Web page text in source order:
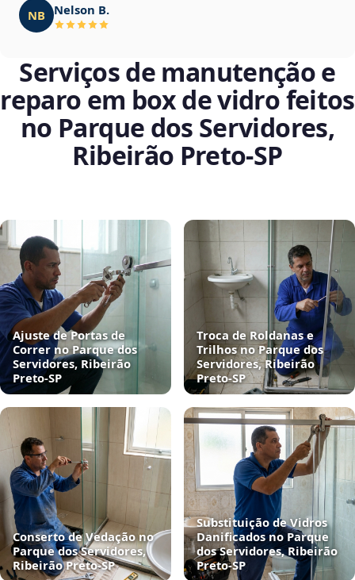
NB Nelson B.
Serviços de manutenção e
reparo em box de vidro feitos
no Parque dos Servidores,
Ribeirão Preto‑SP
Ajuste de Portas de
Correr no Parque dos
Servidores, Ribeirão
Preto‑SP
Troca de Roldanas e
Trilhos no Parque dos
Servidores, Ribeirão
Preto‑SP
Conserto de Vedação no
Parque dos Servidores,
Ribeirão Preto‑SP
Substituição de Vidros
Danificados no Parque
dos Servidores, Ribeirão
Preto‑SP